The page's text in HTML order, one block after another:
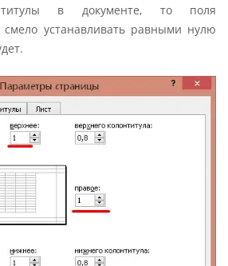
в документе, то поля
смело устанавливать равными нулю